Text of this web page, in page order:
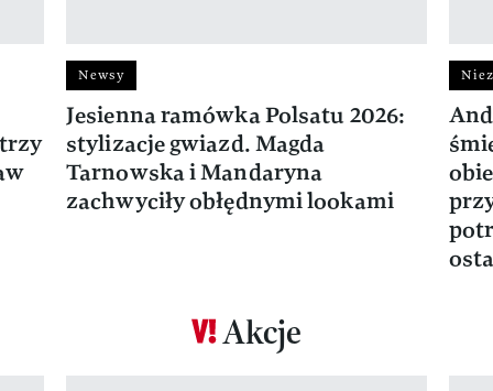
Newsy
Jesienna ramówka Polsatu 2026:
stylizacje gwiazd. Magda
Tarnowska i Mandaryna
zachwyciły obłędnymi lookami
Akcje